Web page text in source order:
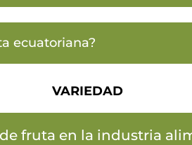
ecuatoriana?
VARIEDAD
fruta en la industria